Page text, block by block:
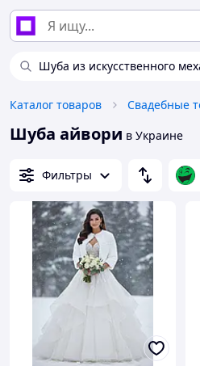
Шуба из искусственного
Каталог товаров Свадебные
Шуба айвори в Украине
Фильтры